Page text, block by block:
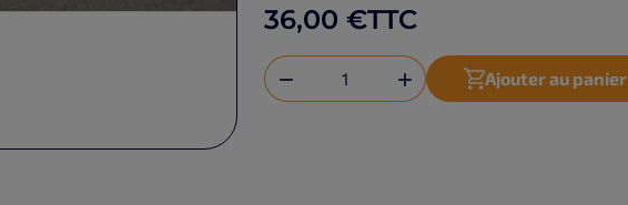
36,00 €TTC
  Ajouter au panier